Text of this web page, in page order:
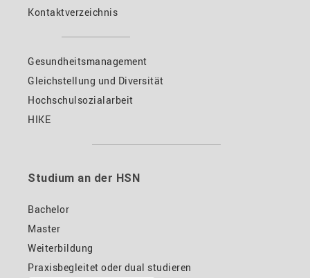
Kontaktverzeichnis
Gesundheitsmanagement
Gleichstellung und Diversität
Hochschulsozialarbeit
HIKE
Studium an der HSN
Bachelor
Master
Weiterbildung
Praxisbegleitet oder dual studieren